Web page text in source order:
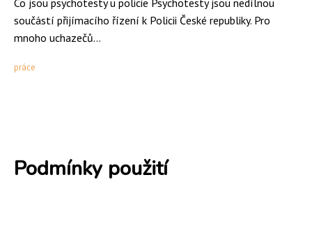
Co jsou psychotesty u policie Psychotesty jsou nedílnou
součástí přijímacího řízení k Policii České republiky. Pro
mnoho uchazečů...
práce
Podmínky použití